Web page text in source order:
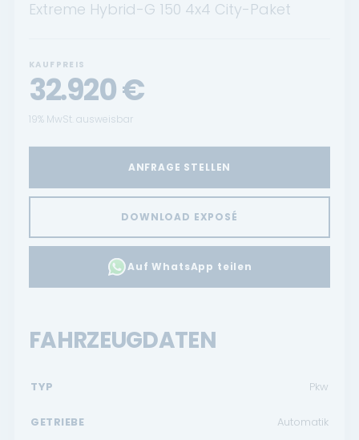
Extreme Hybrid-G 150 4x4 City-Paket
KAUFPREIS
32.920€
19% MwSt. ausweisbar
ANFRAGE STELLEN
DOWNLOAD EXPOSÉ
Auf WhatsApp teilen
FAHRZEUGDATEN
TYP Pkw
GETRIEBE Automatik